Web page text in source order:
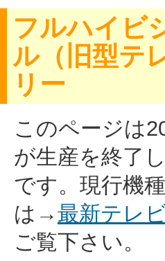
フルハイビ
ル（旧型テ
リー
このページは
が生産を終了
です。現行機
は→最新テレ
ご覧下さい。